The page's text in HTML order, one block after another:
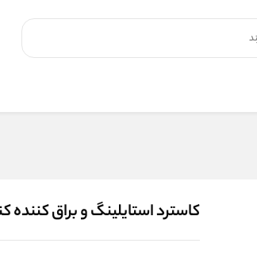
کاسترد استایلینگ و براق کننده